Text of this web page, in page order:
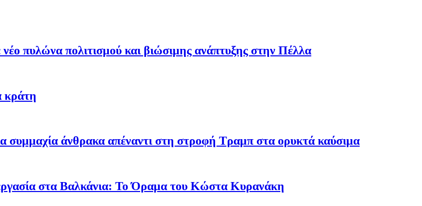
πυλώνα πολιτισμού και βιώσιμης ανάπτυξης στην Πέλλα
κράτη
συμμαχία άνθρακα απέναντι στη στροφή Τραμπ στα ορυκτά καύσιμα
στα Βαλκάνια: Το Όραμα του Κώστα Κυρανάκη